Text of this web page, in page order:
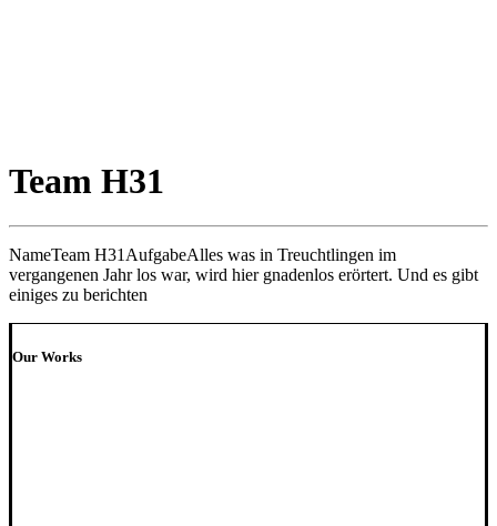
Team H31
NameTeam H31 AufgabeAlles was in Treuchtlingen im
vergangenen Jahr los war, wird hier gnadenlos erörtert. Und es gibt
einiges zu berichten
Our Works